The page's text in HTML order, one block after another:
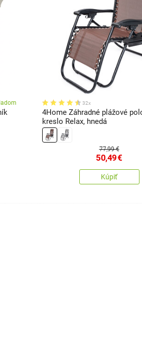
32x
4Home Záhradné plážové
kreslo Relax, hnedá
77,99 €
50,49€
Kúpiť